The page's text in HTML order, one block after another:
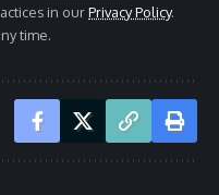
in ourPrivacy Policy.
time.